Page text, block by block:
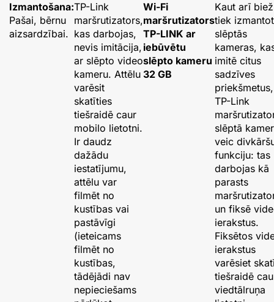
Izmantošana:
Pašai, bērnu
aizsardzībai.
TP-Link
maršrutizators,
kas darbojas,
nevis imitācija,
ar slēpto video
kameru. Attēlu
varēsit
skatīties
tiešraidē caur
mobilo lietotni.
Ir daudz
dažādu
iestatījumu,
attēlu var
filmēt no
kustības vai
pastāvīgi
(ieteicams
filmēt no
kustības,
tādējādi nav
nepieciešams
Wi-Fi
maršrutizators
TP-LINK ar
iebūvētu
slēpto kameru
32 GB
Kaut arī
tiek
slēptās
kameras,
imitē citus
sadzīves
priekšmetus,
TP-Link
slēptā
veic
funkciju: tas
darbojas kā
parasts
un fiksē
ierakstus.
Fiksētos
ierakstus
varēsiet
tiešraidē
viedtālruņa